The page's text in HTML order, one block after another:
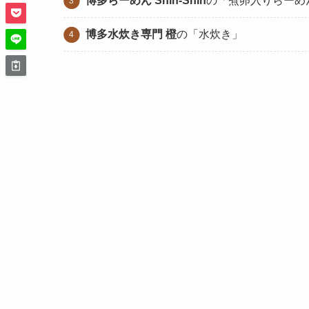
博多水炊き専門 橙の「水炊き」